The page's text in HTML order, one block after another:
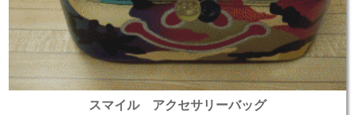
スマイル アクセサリーバッグ